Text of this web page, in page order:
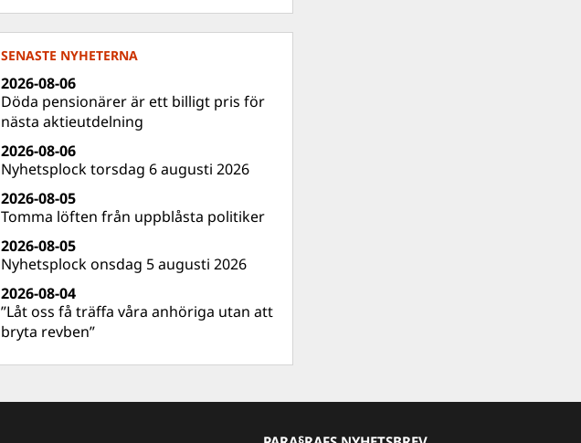
SENASTE NYHETERNA
Döda pensionärer är ett billigt pris för
nästa aktieutdelning
2026-08-06
Nyhetsplock torsdag 6 augusti 2026
2026-08-06
Tomma löften från uppblåsta politiker
2026-08-05
Nyhetsplock onsdag 5 augusti 2026
2026-08-05
”Låt oss få träffa våra anhöriga utan att
bryta revben”
2026-08-04